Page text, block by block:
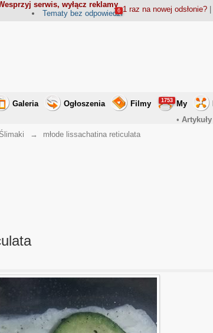
serwis, wyłącz reklamy
1 raz na nowej odsłonie?|
Tematy bez odpowiedzi
6
Galeria Ogłoszenia Filmy My
1753
• Artykuły
Ślimaki → młode lissachatina reticulata